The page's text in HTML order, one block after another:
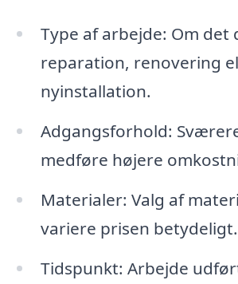
Type af arbejde: Om det
reparation, renovering
nyinstallation.
Adgangsforhold:
medføre højere
Materialer: Valg af
variere prisen betydeligt.
Tidspunkt: Arbejde